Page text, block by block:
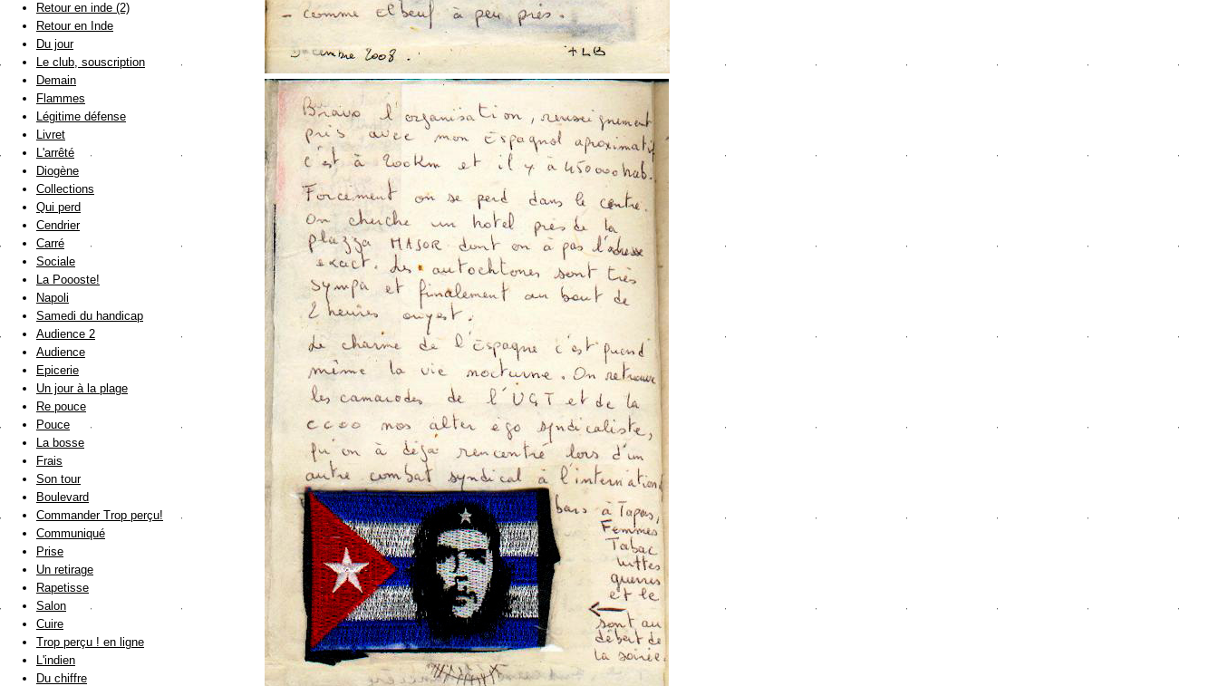
Retour en inde (2)
Retour en Inde
Du jour
Le club, souscription
Demain
Flammes
Légitime défense
Livret
L'arrêté
Diogène
Collections
Qui perd
Cendrier
Carré
Sociale
La Poooste!
Napoli
Samedi du handicap
Audience 2
Audience
Epicerie
Un jour à la plage
Re pouce
Pouce
La bosse
Frais
Son tour
Boulevard
Commander Trop perçu!
Communiqué
Prise
Un retirage
Rapetisse
Salon
Cuire
Trop perçu ! en ligne
L'indien
Du chiffre